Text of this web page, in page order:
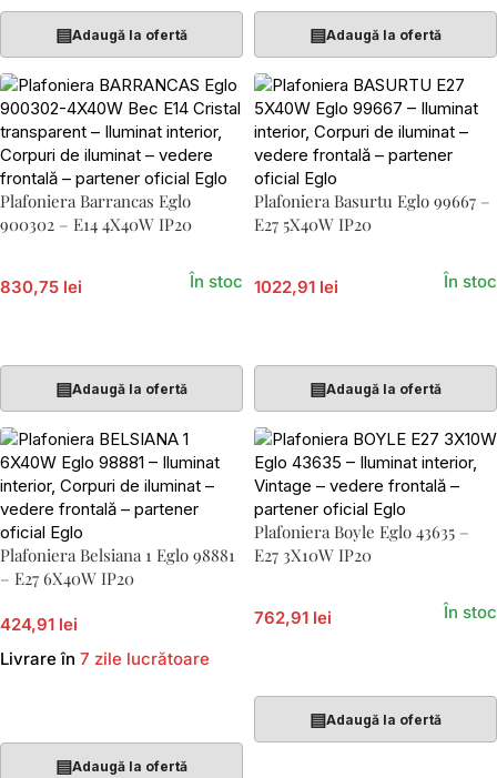
▤Adaugă la ofertă ▤Adaugă la ofertă
Plafoniera Barrancas Eglo
900302 – E14 4X40W IP20
830,75 lei În stoc
▤Adaugă la ofertă
Plafoniera Basurtu Eglo 99667 –
E27 5X40W IP20
1022,91 lei În stoc
▤Adaugă la ofertă
Plafoniera Belsiana 1 Eglo 98881
– E27 6X40W IP20
424,91 lei
Livrare în 7 zile lucrătoare
▤Adaugă la ofertă
Plafoniera Boyle Eglo 43635 –
E27 3X10W IP20
762,91 lei În stoc
▤Adaugă la ofertă